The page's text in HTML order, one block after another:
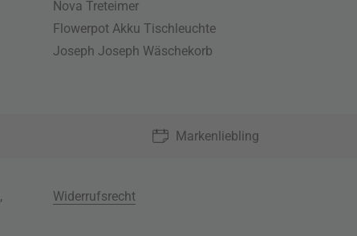
Nova Treteimer
Flowerpot Akku Tischleuchte
Joseph Joseph Wäschekorb
Markenliebling
,
Widerrufsrecht